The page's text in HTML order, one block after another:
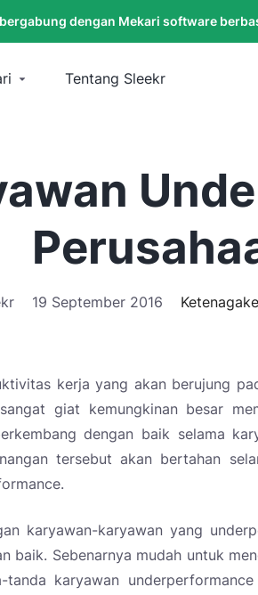
dengan Mekari software
Tentang Sleekr
19 September 2016
kerja yang akan berujung
giat kemungkinan besar
dengan baik selama
tersebut akan bertahan
karyawan-karyawan yang
baik. Sebenarnya mudah untuk
karyawan